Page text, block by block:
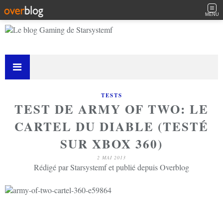
MENU
TESTS
TEST DE ARMY OF TWO: LE
CARTEL DU DIABLE (TESTÉ
SUR XBOX 360)
2 MAI 2013
Rédigé par Starsystemf et publié depuis Overblog